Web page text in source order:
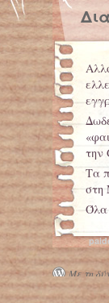
την
Τα
στη
Όλα
στο
Με τη